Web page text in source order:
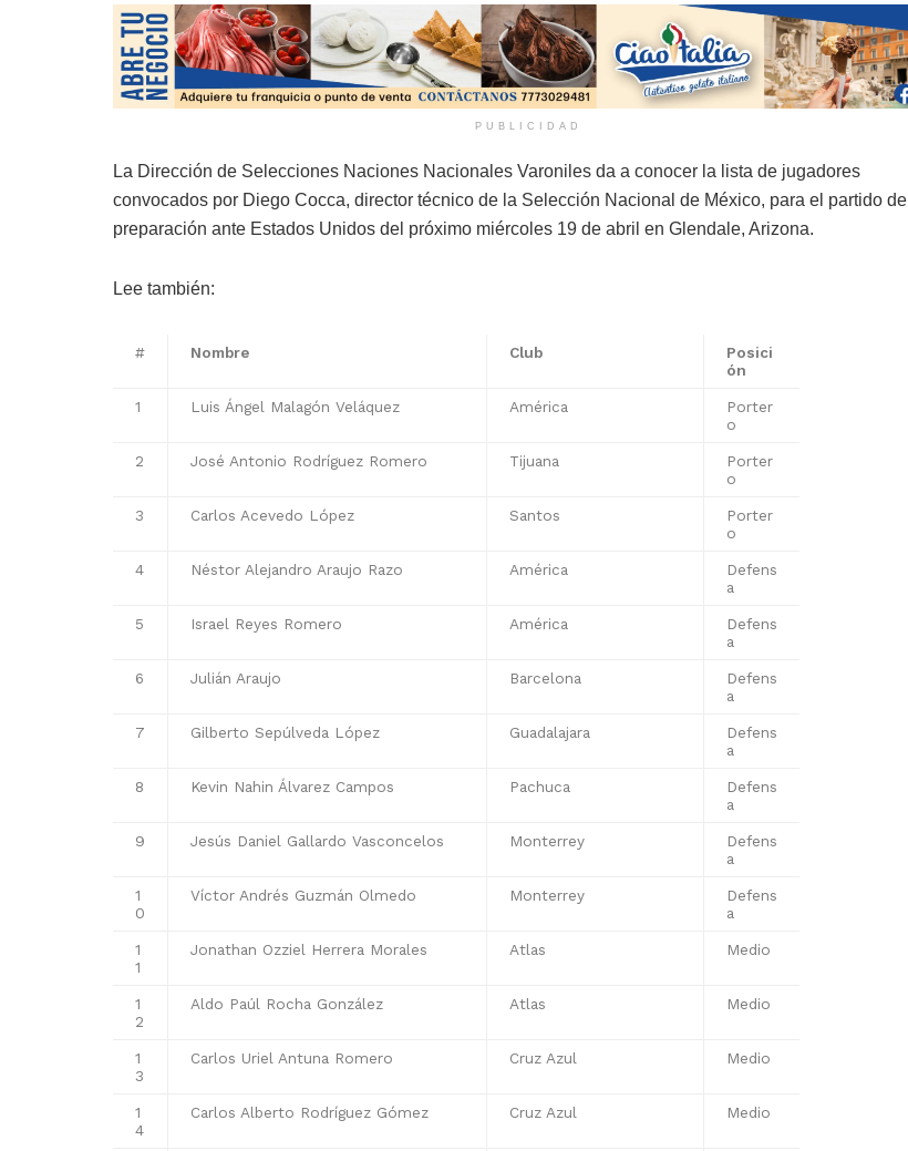
PUBLICIDAD
La Dirección de Selecciones Naciones Nacionales Varoniles da a conocer la lista de jugadores
convocados por Diego Cocca, director técnico de la Selección Nacional de México, para el partido de
preparación ante Estados Unidos del próximo miércoles 19 de abril en Glendale, Arizona.
Lee también:
# Nombre Club
Posici
ón
1 Luis Ángel Malagón Veláquez América
Porter
o
2 José Antonio Rodríguez Romero Tijuana
Porter
o
3 Carlos Acevedo López Santos
Porter
o
4 Néstor Alejandro Araujo Razo América
Defens
a
5 Israel Reyes Romero América
Defens
a
6 Julián Araujo Barcelona
Defens
a
7 Gilberto Sepúlveda López Guadalajara
Defens
a
8 Kevin Nahin Álvarez Campos Pachuca
Defens
a
9 Jesús Daniel Gallardo Vasconcelos Monterrey
Defens
a
1
0
Víctor Andrés Guzmán Olmedo Monterrey
Defens
a
1
1
Jonathan Ozziel Herrera Morales Atlas Medio
1
2
Aldo Paúl Rocha González Atlas Medio
1
3
Carlos Uriel Antuna Romero Cruz Azul Medio
1
4
Carlos Alberto Rodríguez Gómez Cruz Azul Medio